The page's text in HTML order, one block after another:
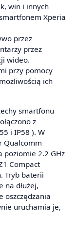
win i innych
Xperia
przez
przez
wideo.
przy pomocy
ich
smartfonu
z
i IP58 ). W
Qualcomm
poziomie 2.2 GHz
Compact
Tryb baterii
na dłużej,
oszczędzania
uruchamia je,